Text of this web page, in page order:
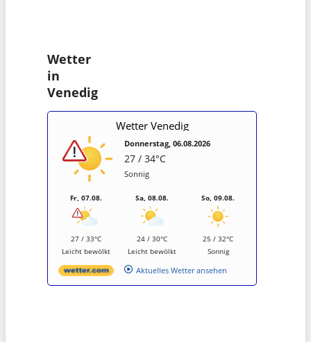
Wetter
in
Venedig
Wetter Venedig
Donnerstag, 06.08.2026
27 / 34°C
Sonnig
Fr, 07.08.
27 / 33°C
Leicht bewölkt
Sa, 08.08.
24 / 30°C
Leicht bewölkt
So, 09.08.
25 / 32°C
Sonnig
Aktuelles Wetter ansehen